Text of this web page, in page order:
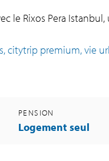
le Rixos Pera
citytrip premium, vie
PENSION
Logement seul